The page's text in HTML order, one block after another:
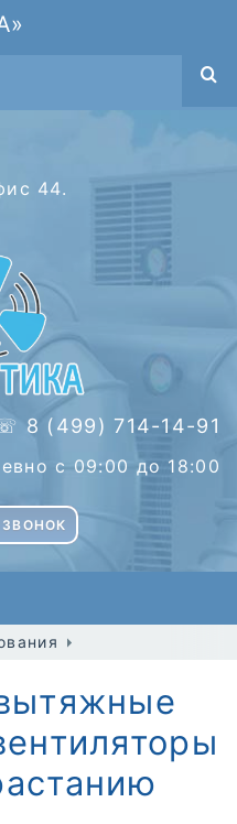
44.
8 (499) 714-14-91
с 09:00 до 18:00